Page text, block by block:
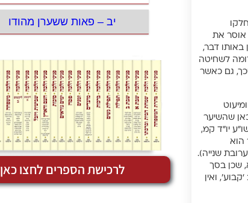
היא פולחן, למדנו לעיל בהערה 3, שנחלקו
אוסר את
באותו דבר,
לשחיטה
גם כאשר
שהשיער
יו”ד קמ,
הוא
שנייה).
שכן בסך
ואין
יב – פאות ששערן מהודו
לרכישת הספרים לחצו כאן